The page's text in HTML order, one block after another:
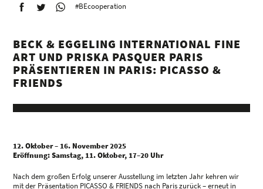
#BEcooperation
BECK & EGGELING INTERNATIONAL FINE
ART UND PRISKA PASQUER PARIS
PRÄSENTIEREN IN PARIS: PICASSO &
FRIENDS
12. Oktober – 16. November 2025
Eröffnung: Samstag, 11. Oktober, 17–20 Uhr
Nach dem großen Erfolg unserer Ausstellung im letzten Jahr kehren wir
mit der Präsentation PICASSO & FRIENDS nach Paris zurück – erneut in